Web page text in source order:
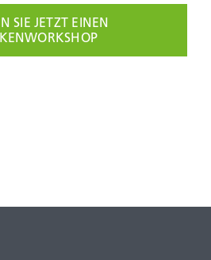
SIE JETZT EINEN